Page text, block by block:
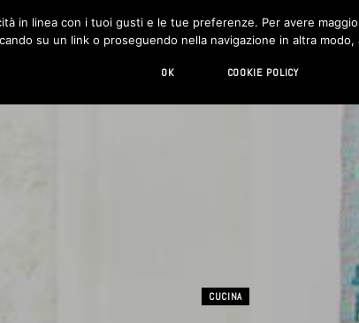
DESIGN LIVING HI-TECH CHI
CUCINA
in linea con i tuoi gusti e le tue preferenze. Per avere
su un link o proseguendo nella navigazione in altra
OK COOKIE POLICY